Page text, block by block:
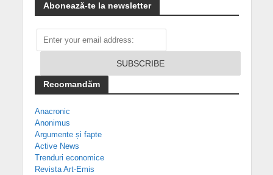
Abonează-te la newsletter
Recomandăm
Anacronic
Anonimus
Argumente și fapte
Active News
Trenduri economice
Revista Art-Emis